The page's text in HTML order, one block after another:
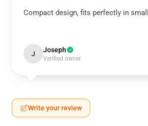
Compact design, fits perfectly in
J Joseph
Verified owner
Write your review